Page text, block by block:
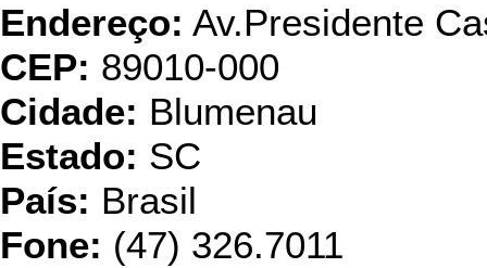
Endereço: Av.Presidente
CEP: 89010-000
Cidade: Blumenau
Estado: SC
País: Brasil
Fone: (47) 326.7011